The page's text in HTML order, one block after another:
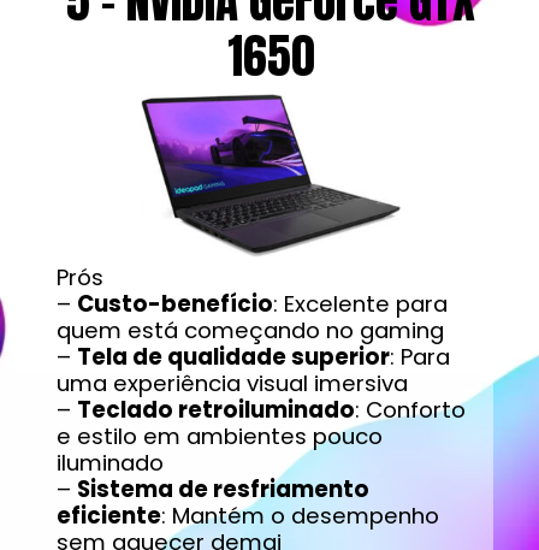
1650
Prós
– Custo-benefício: Excelente para
quem está começando no gaming
– Tela de qualidade superior: Para
uma experiência visual imersiva
– Teclado retroiluminado: Conforto
e estilo em ambientes pouco
iluminado
– Sistema de resfriamento
eficiente: Mantém o desempenho
sem aquecer demai